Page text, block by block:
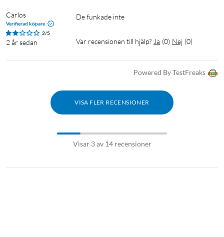
Carlos
Verifierad köpare
2/5
2 år sedan
De funkade inte
Var recensionen till hjälp? Ja (0) Nej (0)
Powered By TestFreaks
VISA FLER RECENSIONER
Visar 3 av 14 recensioner